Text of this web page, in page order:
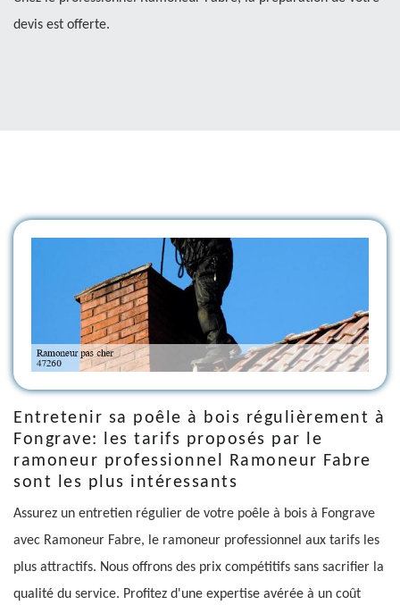
devis est offerte.
Entretenir sa poêle à bois régulièrement à
Fongrave: les tarifs proposés par le
ramoneur professionnel Ramoneur Fabre
sont les plus intéressants
Assurez un entretien régulier de votre poêle à bois à Fongrave
avec Ramoneur Fabre, le ramoneur professionnel aux tarifs les
plus attractifs. Nous offrons des prix compétitifs sans sacrifier la
qualité du service. Profitez d'une expertise avérée à un coût